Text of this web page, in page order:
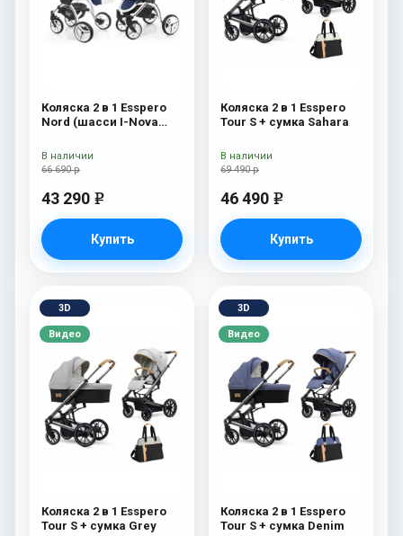
Коляска 2 в 1 Esspero
Nord (шасси I-Nova
66 690 р
43 290 e
Купить
В наличии
Коляска 2 в 1 Esspero
Tour S + сумка Sahara
69 490 р
46 490 e
Купить
В наличии
3D
Видео
Коляска 2 в 1 Esspero
Tour S + сумка Grey
3D
Видео
Коляска 2 в 1 Esspero
Tour S + сумка Denim